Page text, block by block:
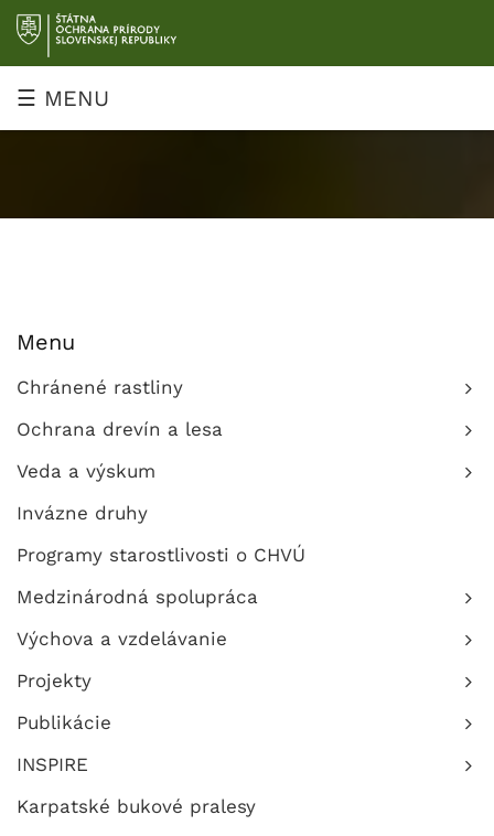
Prejsť
na
obsah
☰ MENU
Menu
Chránené rastliny
Ochrana drevín a lesa
Veda a výskum
Invázne druhy
Programy starostlivosti o CHVÚ
Medzinárodná spolupráca
Výchova a vzdelávanie
Projekty
Publikácie
INSPIRE
Karpatské bukové pralesy